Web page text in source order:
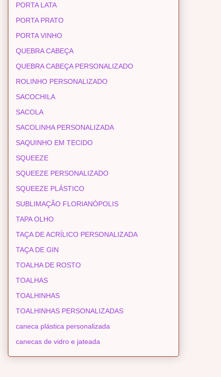
PORTA LATA
PORTA PRATO
PORTA VINHO
QUEBRA CABEÇA
QUEBRA CABEÇA PERSONALIZADO
ROLINHO PERSONALIZADO
SACOCHILA
SACOLA
SACOLINHA PERSONALIZADA
SAQUINHO EM TECIDO
SQUEEZE
SQUEEZE PERSONALIZADO
SQUEEZE PLÁSTICO
SUBLIMAÇÃO FLORIANÓPOLIS
TAPA OLHO
TAÇA DE ACRÍLICO PERSONALIZADA
TAÇA DE GIN
TOALHA DE ROSTO
TOALHAS
TOALHINHAS
TOALHINHAS PERSONALIZADAS
caneca plástica personalizada
canecas de vidro e jateada